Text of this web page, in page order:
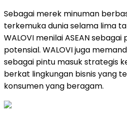
Sebagai merek minuman
terkemuka dunia selama lima
WALOVI menilai ASEAN
potensial. WALOVI juga
sebagai pintu masuk strategis
berkat lingkungan bisnis yang
konsumen yang beragam.